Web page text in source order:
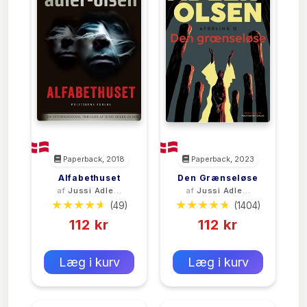
Paperback, 2018
Alfabethuset
afJussi Adler-
Olsen
(49)
112 kr
Læg i kurv
Paperback, 2023
Den Grænseløse
afJussi Adler-
Olsen
(1404)
112 kr
Læg i kurv